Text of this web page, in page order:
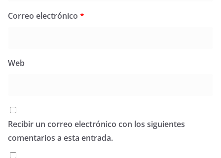
Correo electrónico *
Web
Recibir un correo electrónico con los siguientes
comentarios a esta entrada.